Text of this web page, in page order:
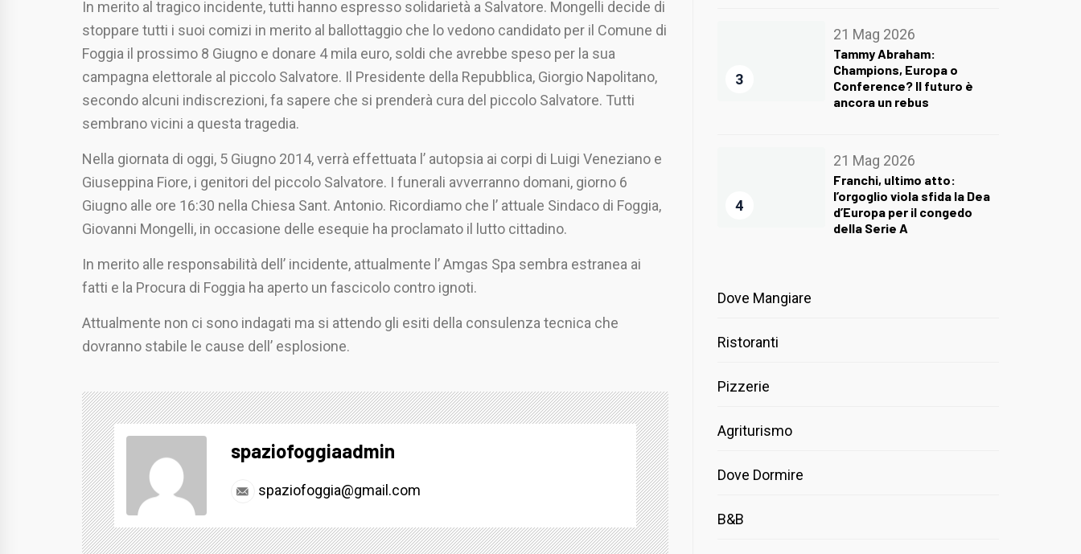
In merito al tragico incidente, tutti hanno espresso solidarietà a Salvatore. Mongelli decide di
stoppare tutti i suoi comizi in merito al ballottaggio che lo vedono candidato per il Comune di
Foggia il prossimo 8 Giugno e donare 4 mila euro, soldi che avrebbe speso per la sua
campagna elettorale al piccolo Salvatore. Il Presidente della Repubblica, Giorgio Napolitano,
secondo alcuni indiscrezioni, fa sapere che si prenderà cura del piccolo Salvatore. Tutti
sembrano vicini a questa tragedia.
Nella giornata di oggi, 5 Giugno 2014, verrà effettuata l’ autopsia ai corpi di Luigi Veneziano e
Giuseppina Fiore, i genitori del piccolo Salvatore. I funerali avverranno domani, giorno 6
Giugno alle ore 16:30 nella Chiesa Sant. Antonio. Ricordiamo che l’ attuale Sindaco di Foggia,
Giovanni Mongelli, in occasione delle esequie ha proclamato il lutto cittadino.
In merito alle responsabilità dell’ incidente, attualmente l’ Amgas Spa sembra estranea ai
fatti e la Procura di Foggia ha aperto un fascicolo contro ignoti.
Attualmente non ci sono indagati ma si attendo gli esiti della consulenza tecnica che
dovranno stabile le cause dell’ esplosione.
spaziofoggiaadmin
spaziofoggia@gmail.com
3
21 Mag 2026
Tammy Abraham:
Champions, Europa o
Conference? Il futuro è
ancora un rebus
4
21 Mag 2026
Franchi, ultimo atto:
l’orgoglio viola sfida la Dea
d’Europa per il congedo
della Serie A
Dove Mangiare
Ristoranti
Pizzerie
Agriturismo
Dove Dormire
B&B